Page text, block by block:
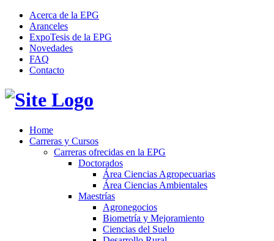
Acerca de la EPG
Aranceles
ExpoTesis de la EPG
Novedades
FAQ
Contacto
Home
Carreras y Cursos
Carreras ofrecidas en la EPG
Doctorados
Área Ciencias Agropecuarias
Área Ciencias Ambientales
Maestrías
Agronegocios
Biometría y Mejoramiento
Ciencias del Suelo